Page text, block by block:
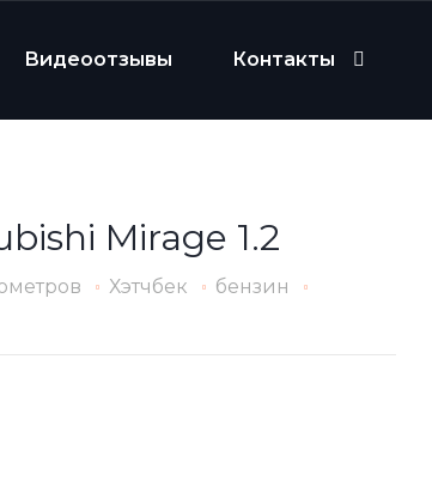
Видеоотзывы Контакты
Mirage 1.2
Хэтчбек
бензин